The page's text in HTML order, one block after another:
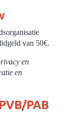
van 50€.
en
en
PAB